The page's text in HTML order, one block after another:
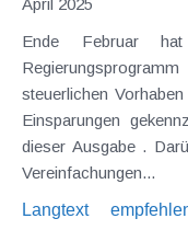
Ende Februar
steuerlichen
Einsparungen
dieser Ausgabe .
Vereinfachungen...
Langtext